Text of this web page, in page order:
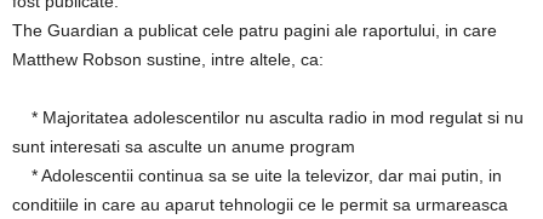
The Guardian a publicat cele patru pagini ale raportului, in care
Matthew Robson sustine, intre altele, ca:
* Majoritatea adolescentilor nu asculta radio in mod regulat si nu
sunt interesati sa asculte un anume program
* Adolescentii continua sa se uite la televizor, dar mai putin, in
conditiile in care au aparut tehnologii ce le permit sa urmareasca